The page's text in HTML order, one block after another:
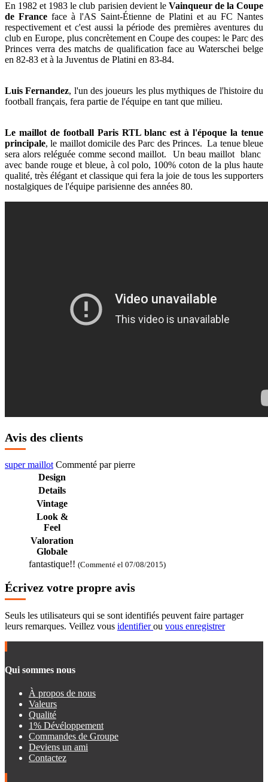
En 1982 et 1983 le club parisien devient le Vainqueur de la Coupe
de France face à l'AS Saint-Étienne de Platini et au FC Nantes
respectivement et c'est aussi la période des premières aventures du
club en Europe, plus concrètement en Coupe des coupes: le Parc des
Princes verra des matchs de qualification face au Waterschei belge
en 82-83 et à la Juventus de Platini en 83-84.
Luis Fernandez, l'un des joueurs les plus mythiques de l'histoire du
football français, fera partie de l'équipe en tant que milieu.
Le maillot de football Paris RTL blanc est à l'époque la tenue
principale, le maillot domicile des Parc des Princes. La tenue bleue
sera alors reléguée comme second maillot. Un beau maillot blanc
avec bande rouge et bleue, à col polo, 100% coton de la plus haute
qualité, très élégant et classique qui fera la joie de tous les supporters
nostalgiques de l'équipe parisienne des années 80.
Avis des clients
super maillot Commenté parpierre
Design
Details
Vintage
Look &
Feel
Valoration
Globale
fantastique!! (Commenté el 07/08/2015)
Écrivez votre propre avis
Seuls les utilisateurs qui se sont identifiés peuvent faire partager
leurs remarques. Veillez vous identifierou vous enregistrer
Qui sommes nous
À propos de nous
Valeurs
Qualité
1% Dévéloppement
Commandes de Groupe
Deviens un ami
Contactez